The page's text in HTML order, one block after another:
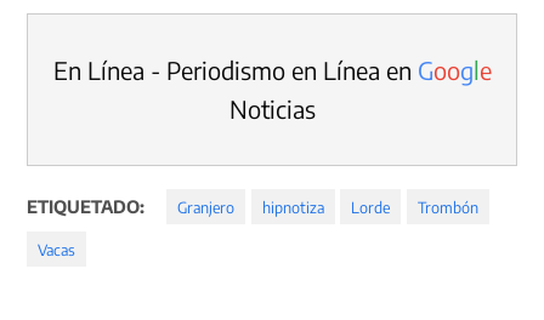
En Línea - Periodismo en Línea en Google
Noticias
ETIQUETADO: Granjero hipnotiza Lorde Trombón
Vacas